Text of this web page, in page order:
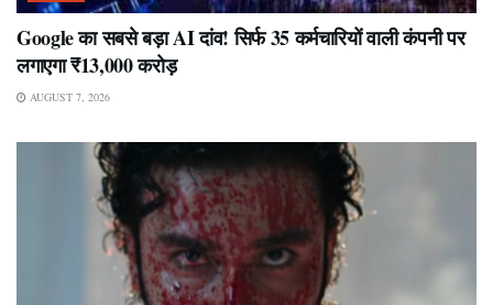
Google का सबसे बड़ा AI दांव! सिर्फ 35 कर्मचारियों वाली कंपनी पर
लगाएगा ₹13,000 करोड़
AUGUST 7, 2026